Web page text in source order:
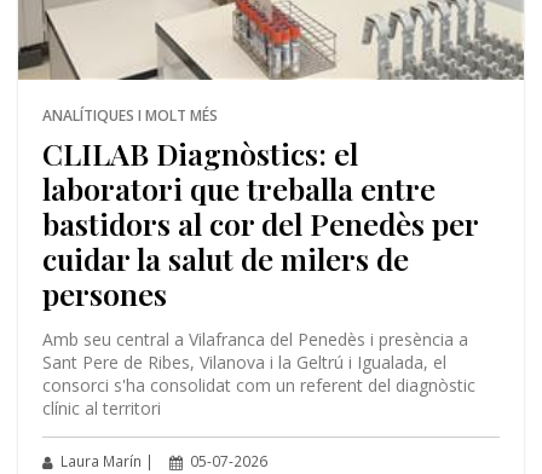
ANALÍTIQUES I MOLT MÉS
CLILAB Diagnòstics: el
laboratori que treballa entre
bastidors al cor del Penedès per
cuidar la salut de milers de
persones
Amb seu central a Vilafranca del Penedès i presència a
Sant Pere de Ribes, Vilanova i la Geltrú i Igualada, el
consorci s'ha consolidat com un referent del diagnòstic
clínic al territori
Laura Marín | 05-07-2026